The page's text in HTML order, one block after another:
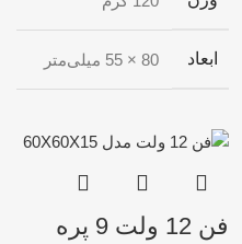
ابعاد 80 × 55 میلی‌متر
فن 12 ولت 9 پره